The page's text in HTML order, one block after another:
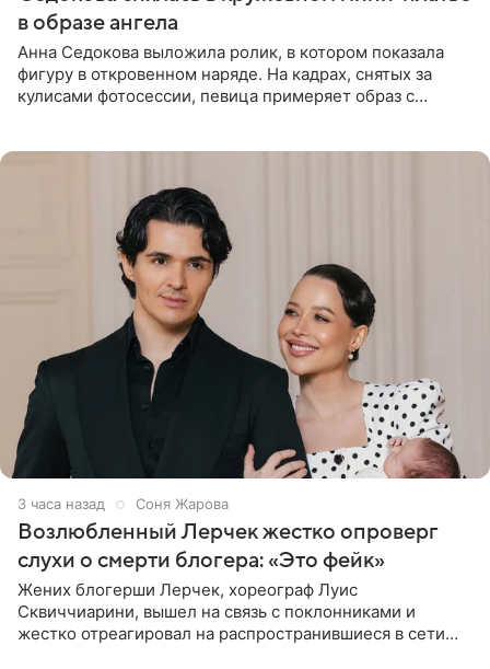
в образе ангела
Анна Седокова выложила ролик, в котором показала
фигуру в откровенном наряде. На кадрах, снятых за
кулисами фотосессии, певица примеряет образ с
3 часа назад Соня Жарова
Возлюбленный Лерчек жестко опроверг
слухи о смерти блогера: «Это фейк»
Жених блогерши Лерчек, хореограф Луис
Сквиччиарини, вышел на связь с поклонниками и
жестко отреагировал на распространившиеся в сети